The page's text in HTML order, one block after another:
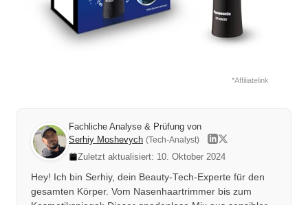
*Affiliatelink
Fachliche Analyse & Prüfung von
Serhiy Moshevych (Tech-Analyst)
Zuletzt aktualisiert: 10. Oktober 2024
Hey! Ich bin Serhiy, dein Beauty-Tech-Experte für den
gesamten Körper. Vom Nasenhaartrimmer bis zum